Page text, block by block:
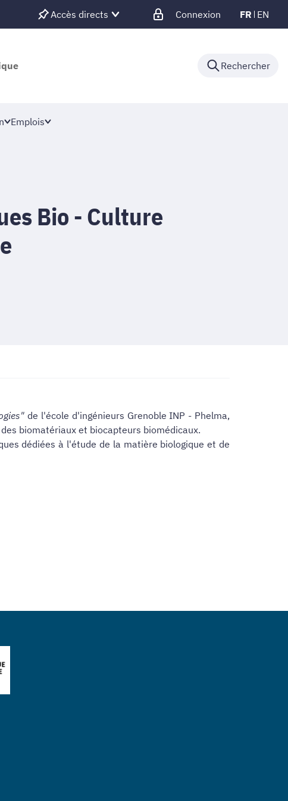
Accès directs Connexion FR EN
Rechercher
Emplois
Bio - Culture
de l'école d'ingénieurs Grenoble INP - Phelma,
biomatériaux et biocapteurs biomédicaux.
dédiées à l'étude de la matière biologique et de